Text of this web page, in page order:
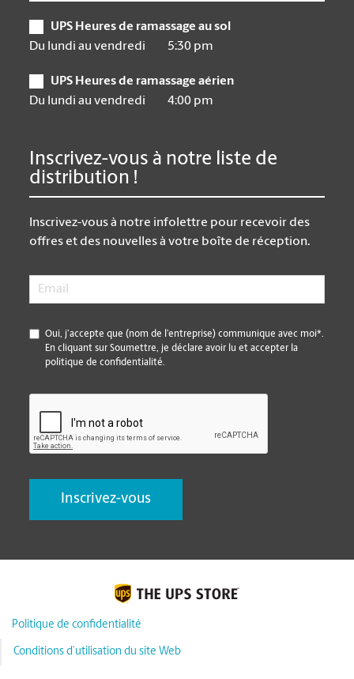
UPS Heures de ramassage au sol
Du lundi au vendredi
5:30 pm
UPS Heures de ramassage aérien
Du lundi au vendredi
4:00 pm
Inscrivez-vous à notre liste de
distribution !
Inscrivez-vous à notre infolettre pour recevoir des
offres et des nouvelles à votre boîte de réception.
Email
*
Oui, j’accepte que (nom de l’entreprise) communique avec moi*.
En cliquant sur Soumettre, je déclare avoir lu et accepter la
politique de confidentialité.
Politique de confidentialité
Conditions d’utilisation du site Web